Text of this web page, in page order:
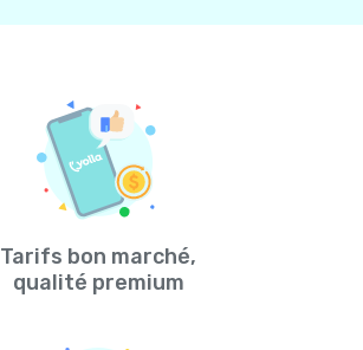
Tarifs bon marché,
qualité premium